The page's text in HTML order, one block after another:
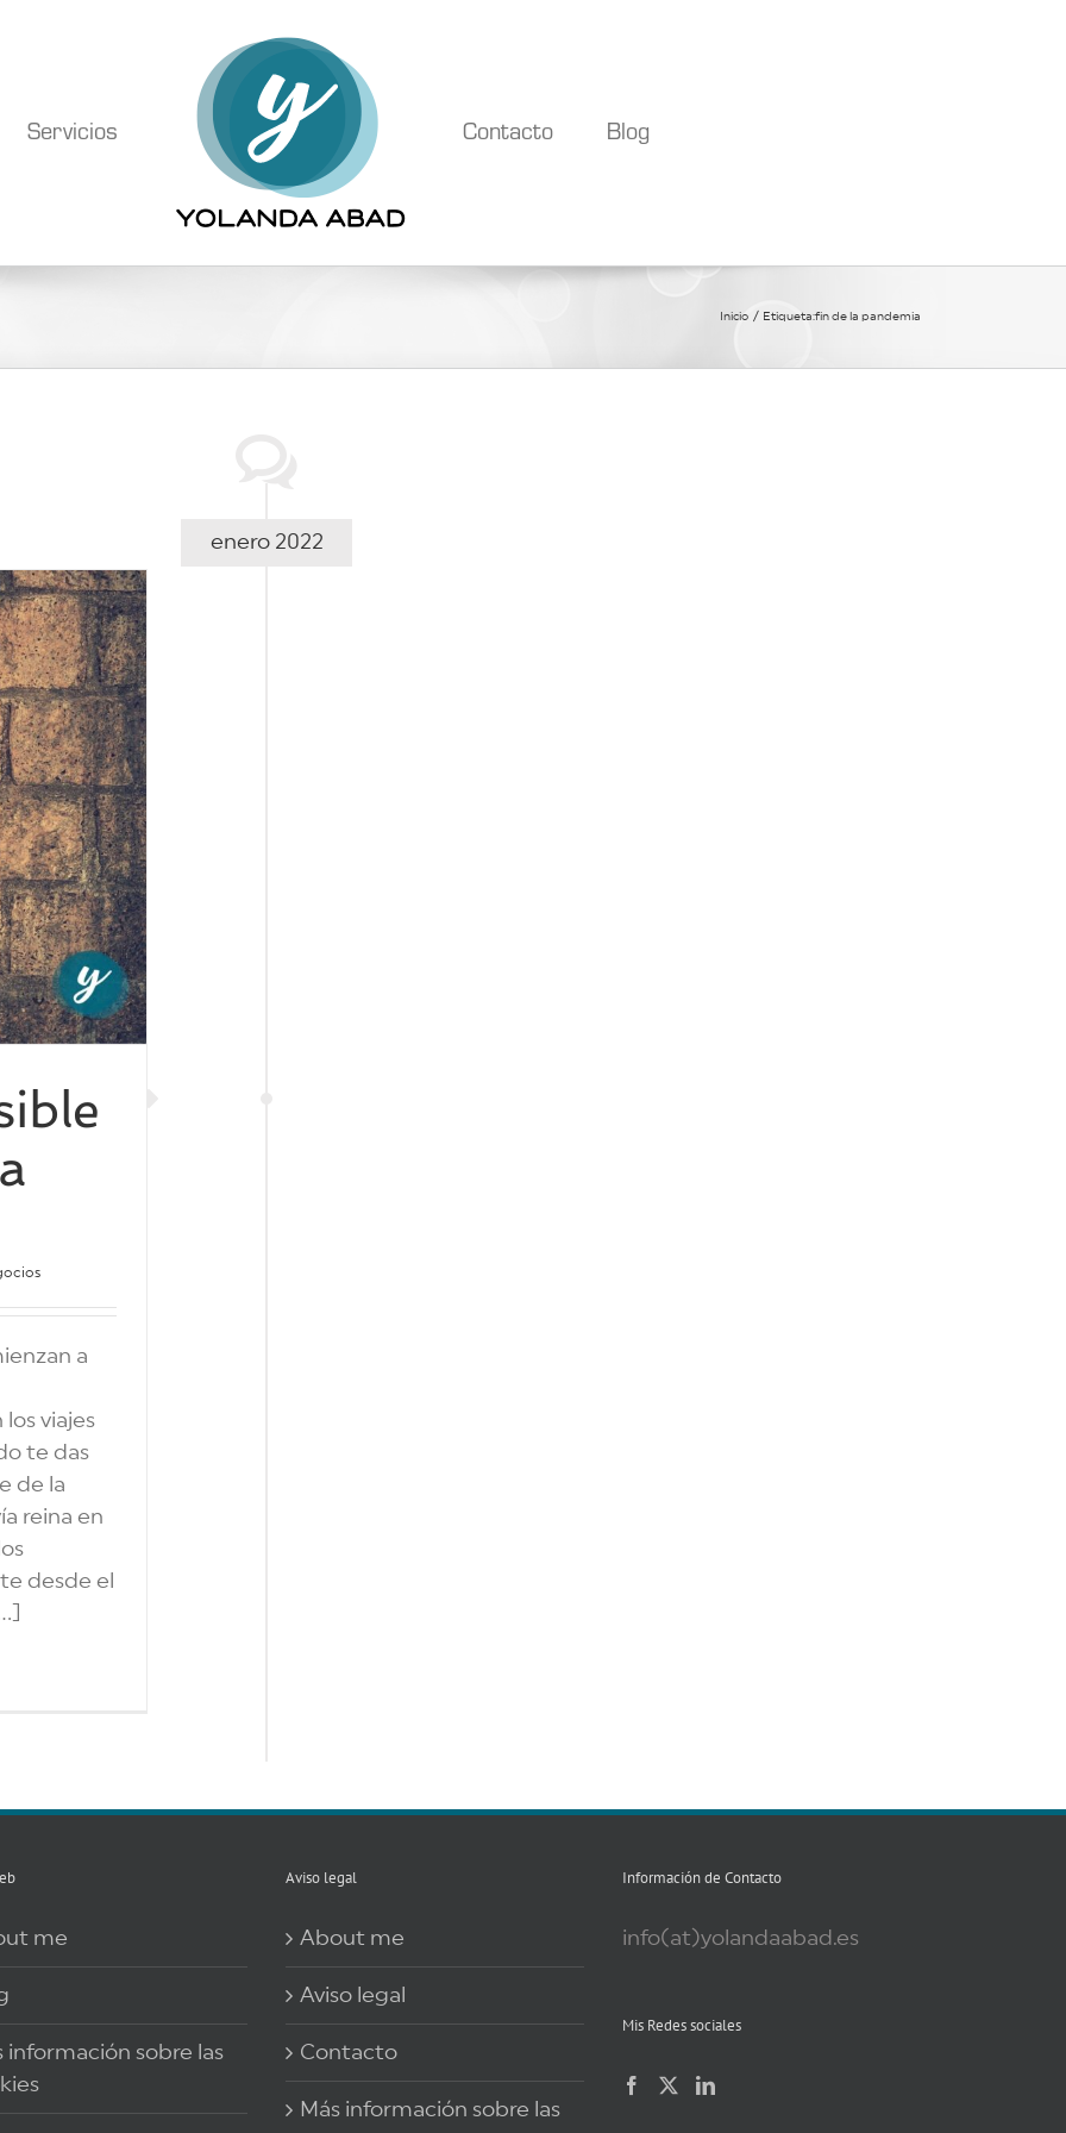
Servicios Contacto Blog
Inicio Etiqueta:fin de la pandemia
enero 2022
a
viajes
te das
de la
reina en
desde el
me
información sobre las
Aviso legal
About me
Aviso legal
Contacto
Más información sobre las
Información de Contacto
info(at)yolandaabad.es
Mis Redes sociales